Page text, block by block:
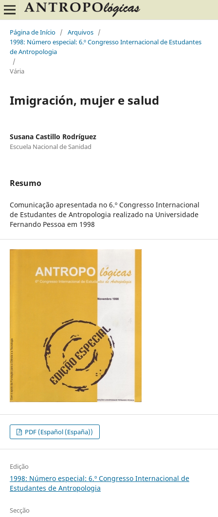
Página de Início / Arquivos /
1998: Número especial: 6.º Congresso Internacional de Estudantes
de Antropologia
/
Vária
Imigración, mujer e salud
Susana Castillo Rodríguez
Escuela Nacional de Sanidad
Resumo
Comunicação apresentada no 6.º Congresso Internacional
de Estudantes de Antropologia realizado na Universidade
Fernando Pessoa em 1998
PDF (Español (España))
Edição
1998: Número especial: 6.º Congresso Internacional de
Estudantes de Antropologia
Secção